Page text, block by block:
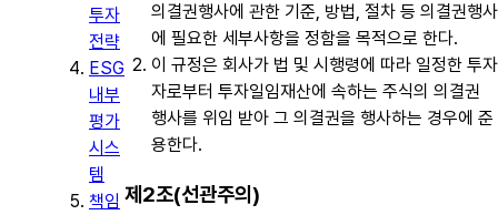
투자
전략
ESG
내부
평가
시스
템
책임
의결권행사에 관한 기준, 방법, 절차 등 의결권행사
에 필요한 세부사항을 정함을 목적으로 한다.
이 규정은 회사가 법 및 시행령에 따라 일정한 투자
자로부터 투자일임재산에 속하는 주식의 의결권
행사를 위임 받아 그 의결권을 행사하는 경우에 준
용한다.
제2조(선관주의)